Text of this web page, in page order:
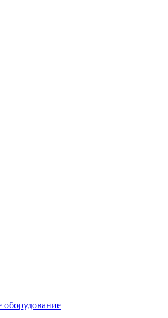
оборудование